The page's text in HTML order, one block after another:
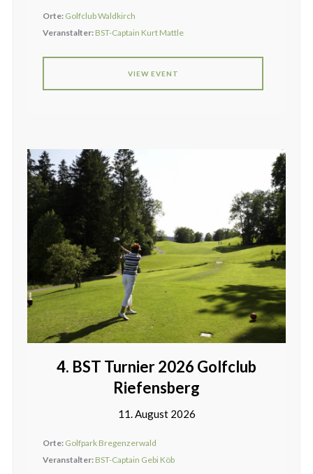
Orte: Golfclub Waldkirch
Veranstalter: BST-Captain Kurt Mattle
VIEW EVENT
4. BST Turnier 2026 Golfclub
Riefensberg
11. August 2026
Orte: Golfpark Bregenzerwald
Veranstalter: BST-Captain Gebi Köb